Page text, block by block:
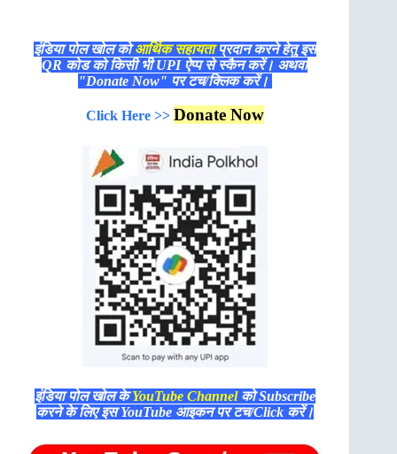
इंडिया पोल खोल कोआर्थिक सहायताप्रदान करने हेतु इस
QR कोड को किसी भी UPI ऐप्प से स्कैन करें। अथवा
"Donate Now" पर टच/क्लिक करें।
Click Here >> Donate Now
इंडिया पोल खोल केYouTube Channelको Subscribe
करने के लिए इस YouTube आइकन पर टच/Click करें।